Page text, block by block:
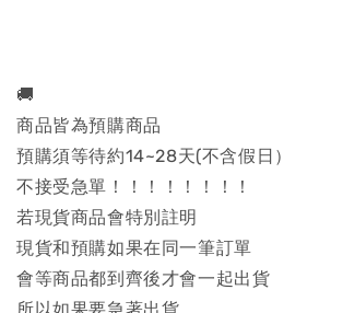
🚚
商品皆為預購商品
預購須等待約14~28天(不含假日）
不接受急單！！！！！！！！
若現貨商品會特別註明
現貨和預購如果在同一筆訂單
會等商品都到齊後才會一起出貨